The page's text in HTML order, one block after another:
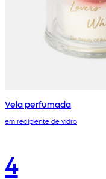
Vela perfumada
em recipiente de vidro
4